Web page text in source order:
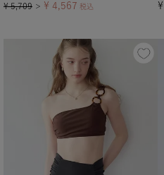
¥ 5,709 ＞ ¥ 4,567 税込 ¥